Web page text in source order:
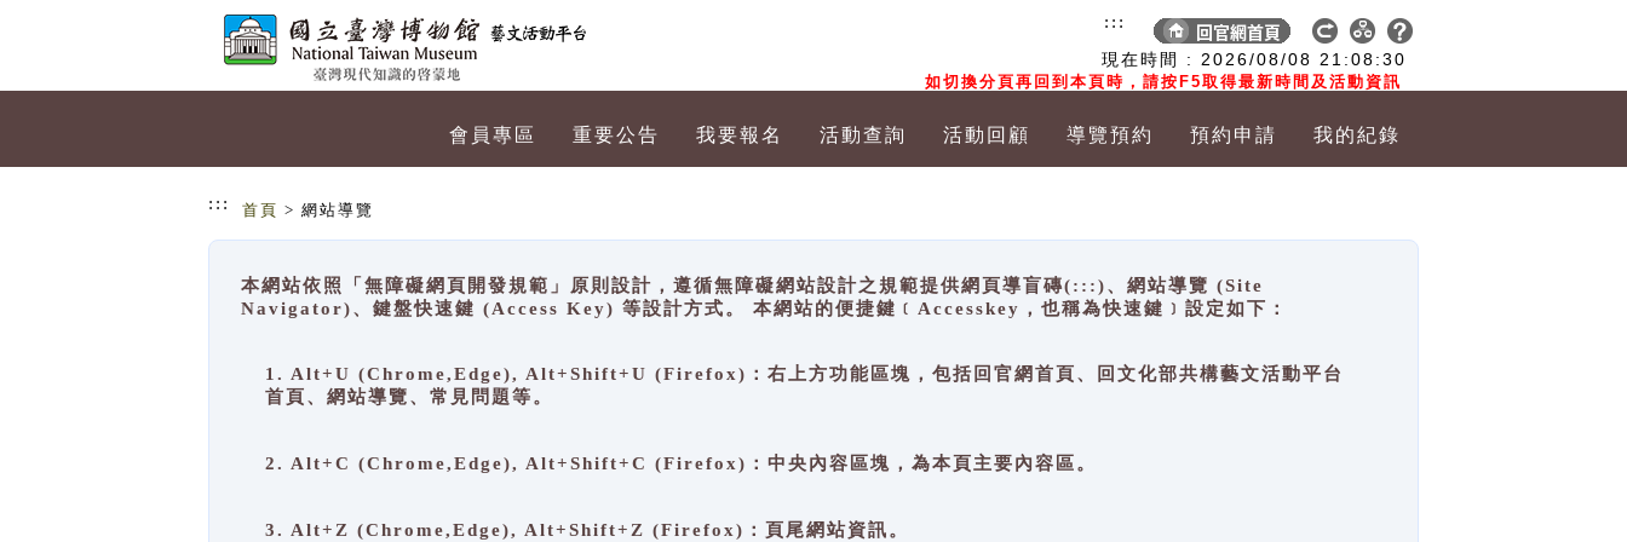
現在時間 : 2026/08/08 21:08:30
如切換分頁再回到本頁時，請按F5取得最新時間及活動資訊
:::
會員專區 重要公告 我要報名 活動查詢 活動回顧 導覽預約 預約申請 我的紀錄
::: 首頁 > 網站導覽
本網站依照「無障礙網頁開發規範」原則設計，遵循無障礙網站設計之規範提供網頁導盲磚(:::)、網站導覽 (Site
Navigator)、鍵盤快速鍵 (Access Key) 等設計方式。 本網站的便捷鍵﹝Accesskey，也稱為快速鍵﹞設定如下：
1. Alt+U (Chrome,Edge), Alt+Shift+U (Firefox)：右上方功能區塊，包括回官網首頁、回文化部共構藝文活動平台
首頁、網站導覽、常見問題等。
2. Alt+C (Chrome,Edge), Alt+Shift+C (Firefox)：中央內容區塊，為本頁主要內容區。
3. Alt+Z (Chrome,Edge), Alt+Shift+Z (Firefox)：頁尾網站資訊。